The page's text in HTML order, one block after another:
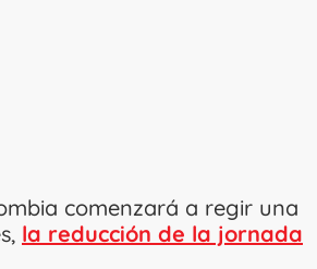
comenzará a regir una
la reducción de la jornada